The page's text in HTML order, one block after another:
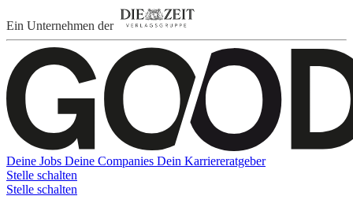
Ein Unternehmen der
Deine Jobs Deine Companies Dein Karriereratgeber
Stelle schalten
Stelle schalten